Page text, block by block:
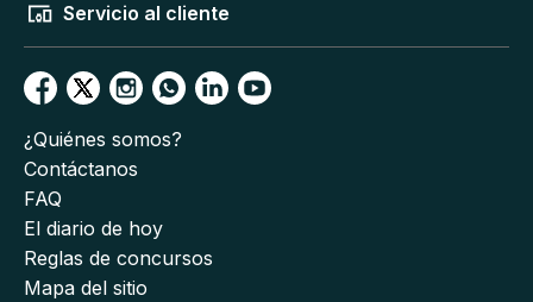
Servicio al cliente
¿Quiénes somos?
Contáctanos
FAQ
El diario de hoy
Reglas de concursos
Mapa del sitio